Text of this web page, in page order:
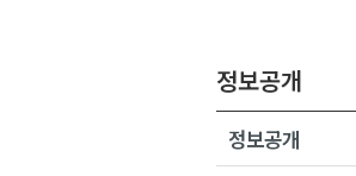
정보공개
정보공개